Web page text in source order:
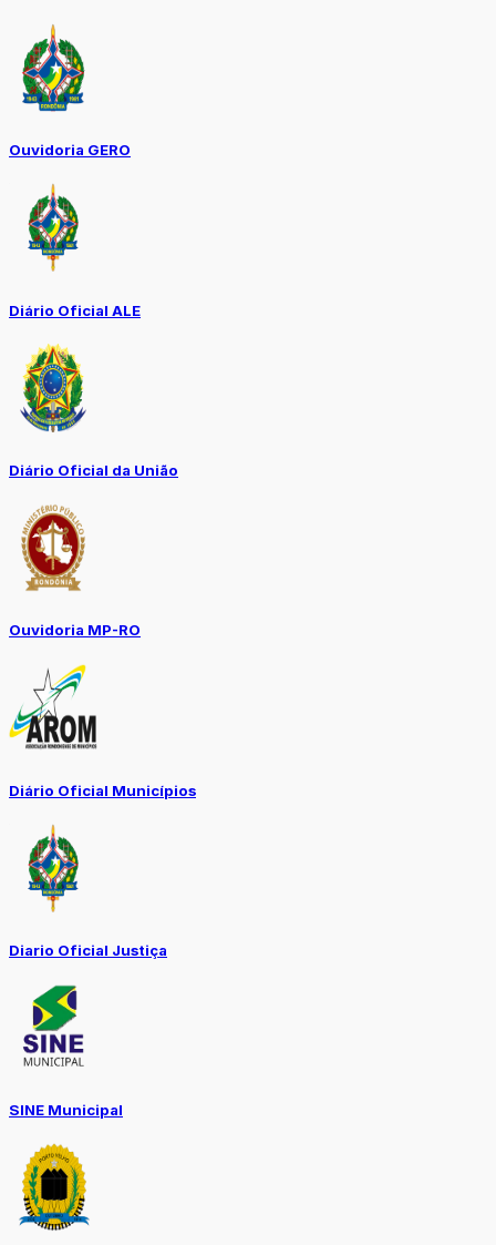
Ouvidoria GERO
Diário Oficial ALE
Diário Oficial da União
Ouvidoria MP-RO
Diário Oficial Municípios
Diario Oficial Justiça
SINE Municipal